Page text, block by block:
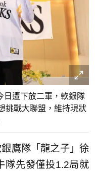
日遭下放二軍，軟銀隊
挑戰大聯盟，維持現狀
鷹隊「龍之子」徐
隊先發僅投1.2局就